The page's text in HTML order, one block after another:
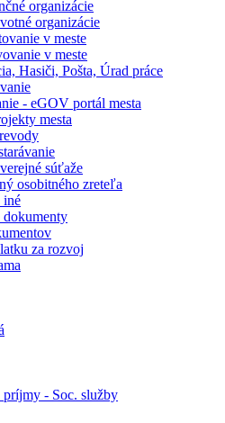
organizácie
organizácie
v meste
v meste
Hasiči, Pošta, Úrad práce
- eGOV portál mesta
mesta
súťaže
osobitného zreteľa
iné
dokumenty
za rozvoj
- Soc. služby